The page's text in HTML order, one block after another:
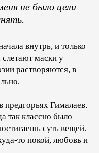
не было цели
внутрь, и только
маски у
растворяются, в
предгорьях Гималаев.
так классно было
суть вещей.
то покой, любовь и